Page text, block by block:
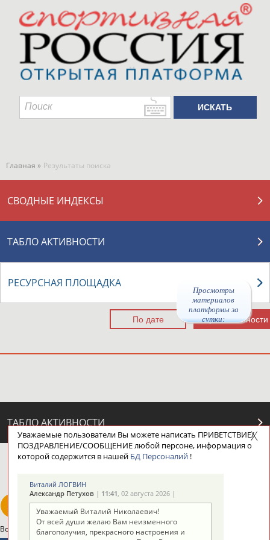
Просмотры
материалов
платформы за
сутки:
44151
Главная » Результаты поиска
СВОДНЫЕ ИНДЕКСЫ
ТАБЛО АКТИВНОСТИ
РЕСУРСНАЯ ПЛОЩАДКА
ТАБЛО АКТИВНОСТИ
ЦЕЛИ ПРОЕКТА НАШИ КНОПКИ
Вопросы сотрудничества и совместной деятельности
Уважаемые пользователи Вы можете написать ПРИВЕТСТВИЕ/
ПОЗДРАВЛЕНИЕ/СООБЩЕНИЕ любой персоне, информация о
которой содержится в нашей БД Персоналий!
Виталий ЛОГВИН
Александр Петухов| 11:41, 02 августа 2026 |
Уважаемый Виталий Николаевич!
От всей души желаю Вам неизменного
благополучия, прекрасного настроения и